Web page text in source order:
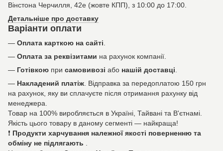
Вінстона Черчилля, 42е (жовте КПП), з 10:00 до 17:00.
Детальніше про доставку
Варіанти оплати
— Оплата карткою на сайті.
— Оплата за реквізитами на рахунок компанії.
— Готівкою при самовивозі або нашій доставці.
— Накладений платіж. Відправка за передоплатою 150 грн
на рахунок, яку ви сплачуєте після отримання рахунку від
менеджера.
Товар на 100% виробляється в Україні, Тайвані та В'єтнамі.
Якість цього товару в даному сегменті — найкраща!
❗ Продукти харчування належної якості поверненню та
обміну не підлягають .